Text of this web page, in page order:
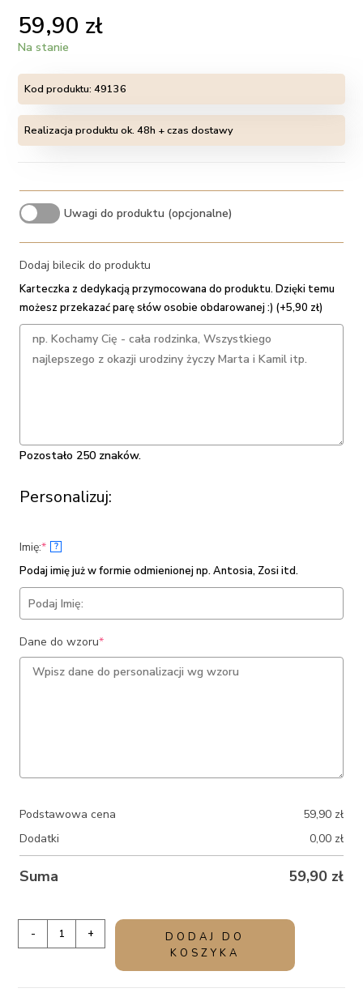
59,90 zł
Na stanie
Kod produktu:49136
Realizacja produktu ok. 48h + czas dostawy
Uwagi do produktu (opcjonalne)
Dodaj bilecik do produktu
Karteczka z dedykacją przymocowana do produktu. Dzięki temu
możesz przekazać parę słów osobie obdarowanej :) (+5,90 zł)
Pozostało 250 znaków.
Personalizuj:
Imię:*(required)
?
Podaj imię już w formie odmienionej np. Antosia, Zosi itd.
Dane do wzoru*(required)
Podstawowa cena 59,90 zł
Dodatki
0,00 zł
Suma 59,90 zł
Elegancki
- +
DODAJ DO
KOSZYKA